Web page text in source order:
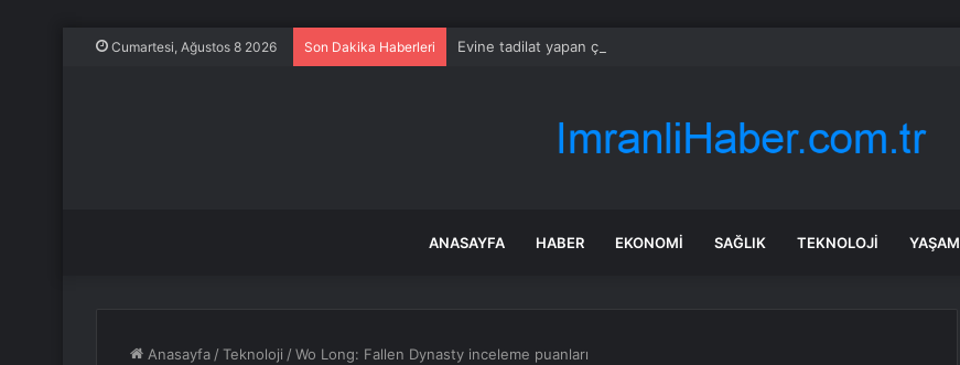
Cumartesi, Ağustos 8 2026 Son Dakika Haberleri Evine tadilat yapan çift, gizli bölmede deste deste para buldu
ANASAYFA HABER EKONOMI SAĞLIK TEKNOLOJI YAŞAM
Anasayfa /Teknoloji /Wo Long: Fallen Dynasty inceleme puanları